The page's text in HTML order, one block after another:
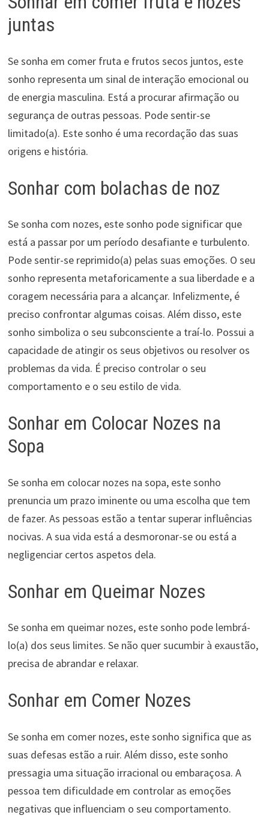
juntas
Se sonha em comer fruta e frutos secos juntos, este
sonho representa um sinal de interação emocional ou
de energia masculina. Está a procurar afirmação ou
segurança de outras pessoas. Pode sentir-se
limitado(a). Este sonho é uma recordação das suas
origens e história.
Sonhar com bolachas de noz
Se sonha com nozes, este sonho pode significar que
está a passar por um período desafiante e turbulento.
Pode sentir-se reprimido(a) pelas suas emoções. O seu
sonho representa metaforicamente a sua liberdade e a
coragem necessária para a alcançar. Infelizmente, é
preciso confrontar algumas coisas. Além disso, este
sonho simboliza o seu subconsciente a traí-lo. Possui a
capacidade de atingir os seus objetivos ou resolver os
problemas da vida. É preciso controlar o seu
comportamento e o seu estilo de vida.
Sonhar em Colocar Nozes na
Sopa
Se sonha em colocar nozes na sopa, este sonho
prenuncia um prazo iminente ou uma escolha que tem
de fazer. As pessoas estão a tentar superar influências
nocivas. A sua vida está a desmoronar-se ou está a
negligenciar certos aspetos dela.
Sonhar em Queimar Nozes
Se sonha em queimar nozes, este sonho pode lembrá-
lo(a) dos seus limites. Se não quer sucumbir à exaustão,
precisa de abrandar e relaxar.
Sonhar em Comer Nozes
Se sonha em comer nozes, este sonho significa que as
suas defesas estão a ruir. Além disso, este sonho
pressagia uma situação irracional ou embaraçosa. A
pessoa tem dificuldade em controlar as emoções
negativas que influenciam o seu comportamento.